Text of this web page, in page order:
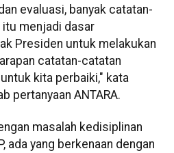
evaluasi, banyak catatan-
itu menjadi dasar
Presiden untuk melakukan
catatan-catatan
kita perbaiki," kata
pertanyaan ANTARA.
masalah kedisiplinan
ada yang berkenaan dengan